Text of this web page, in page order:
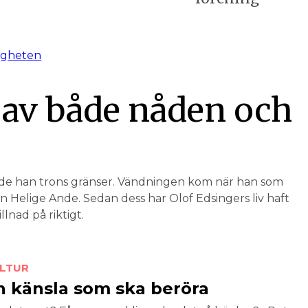
både nåden och
han trons gränser. Vändningen kom när han som
Ande. Sedan dess har Olof Edsingers liv haft
på riktigt.
känsla som ska beröra